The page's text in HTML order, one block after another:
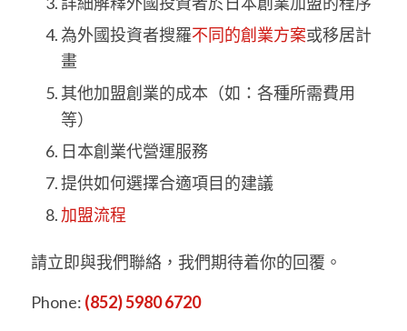
為外國投資者搜羅不同的創業方案或移居計
畫
其他加盟創業的成本（如：各種所需費用
等）
日本創業代營運服務
提供如何選擇合適項目的建議
加盟流程
請立即與我們聯絡，我們期待着你的回覆。
Phone: (852) 5980 6720